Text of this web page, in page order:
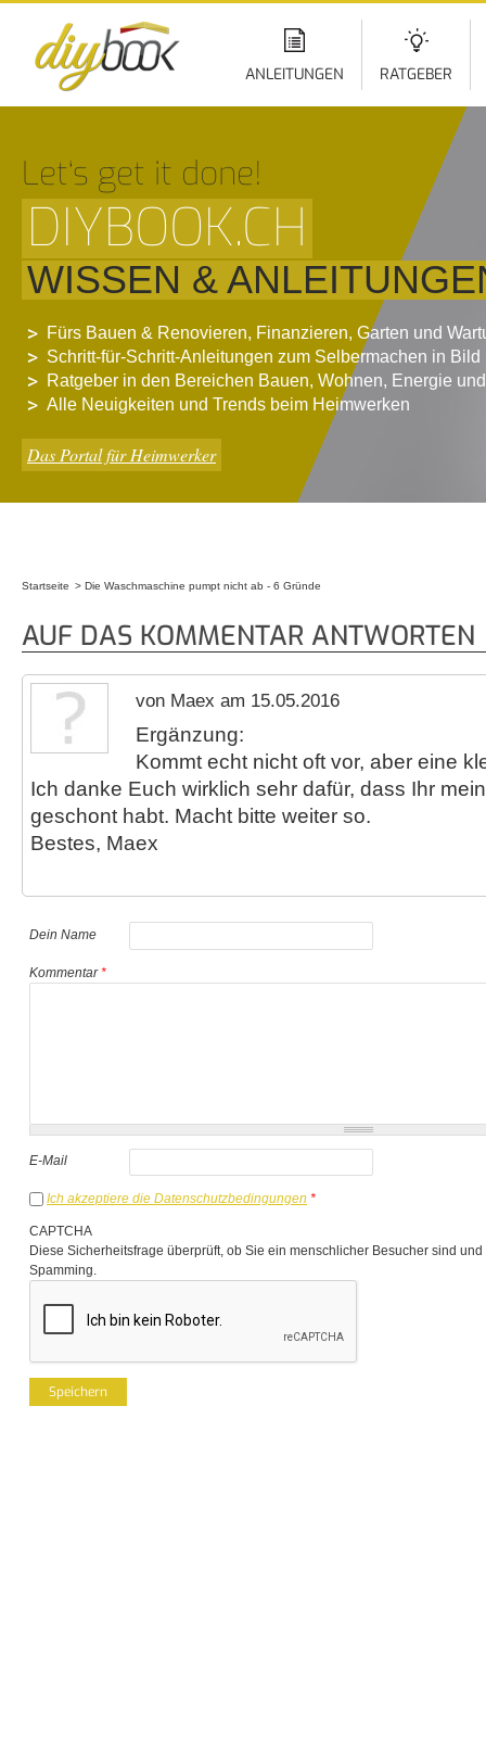
ANLEITUNGEN RATGEBER
Let‘s get it done!
DIYBOOK.CH
WISSEN &
Fürs Bauen & Renovieren, Finanzieren, Garten und
Schritt-für-Schritt-Anleitungen zum Selbermachen in Bild
Ratgeber in den Bereichen Bauen, Wohnen, Energie
Alle Neuigkeiten und Trends beim Heimwerken
Das Portal für Heimwerker
Startseite Die Waschmaschine pumpt nicht ab - 6 Gründe
AUF DAS KOMMENTAR ANTWORTEN
von Maex am 15.05.2016
Ergänzung:
Kommt echt nicht oft vor, aber eine
Ich danke Euch wirklich sehr dafür, dass Ihr
geschont habt. Macht bitte weiter so.
Bestes, Maex
Dein Name
Kommentar*
E-Mail
Ich akzeptiere die Datenschutzbedingungen *
CAPTCHA
Diese Sicherheitsfrage überprüft, ob Sie ein menschlicher Besucher sind
Spamming.